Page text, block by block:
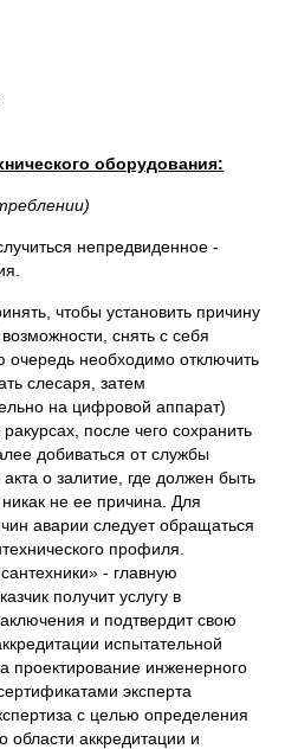
оборудования:
непредвиденное -
чтобы установить причину
снять с себя
очередь необходимо отключить
слесаря, затем
на цифровой аппарат)
после чего сохранить
добиваться от службы
о залитие, где должен быть
не ее причина. Для
аварии следует обращаться
профиля.
- главную
получит услугу в
и подтвердит свою
испытательной
проектирование инженерного
эксперта
с целью определения
области аккредитации и